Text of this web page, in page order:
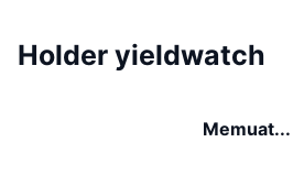
Holder yieldwatch
Memuat...